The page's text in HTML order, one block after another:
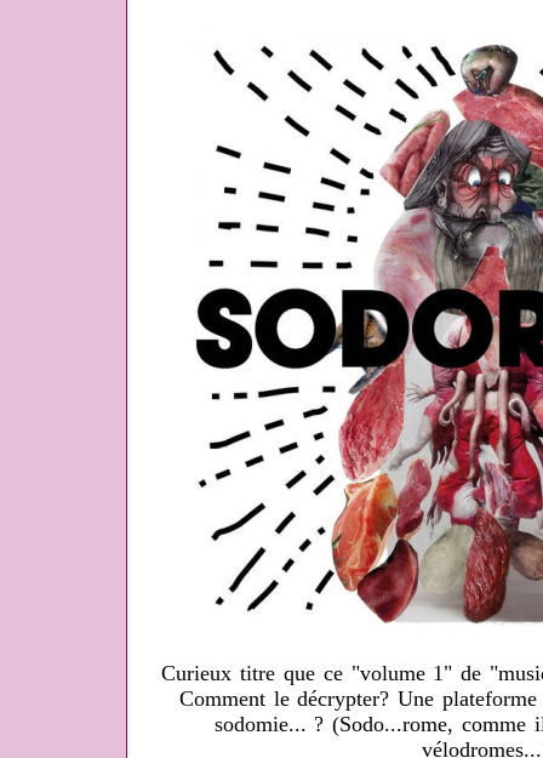
Curieux titre que ce "volume 1" de
Comment le décrypter? Une
sodomie... ? (Sodo...rome, comme